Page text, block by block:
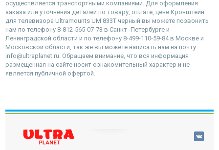
осуществляется транспортными компаниями. Для оформления
заказа или уточнения деталей по товару, оплате, цене Кронштейн
для телевизора Ultramounts UM 833T черный вы можете позвонить
нам по телефону 8-812-565-07-73 в Санкт- Петербурге и
Ленинградской области и по телефону 8-499-110-59-84 в Москве и
Московской области, так же вы можете написать нам на почту
info@ultraplanet.ru. Обращаем внимание, что вся информация
размещенная на сайте носит ознакомительный характер и не
является публичной офертой.
наверх